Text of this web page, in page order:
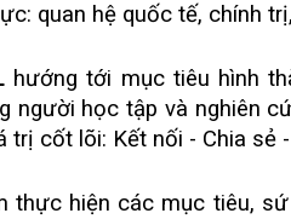
quan hệ quốc tế, chính
hướng tới mục tiêu hình
người học tập và nghiên
trị cốt lõi: Kết nối - Chia sẻ
thực hiện các mục tiêu,